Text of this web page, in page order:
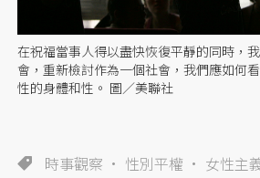
在祝福當事人得以盡快恢復平靜的同時，
會，重新檢討作為一個社會，我們應如何
性的身體和性。 圖／美聯社
時事觀察 性別平權 女性主